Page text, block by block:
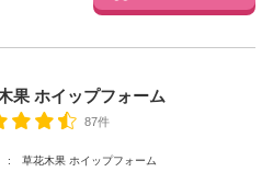
果 ホイップフォーム
87件
: 草花木果 ホイップフォーム